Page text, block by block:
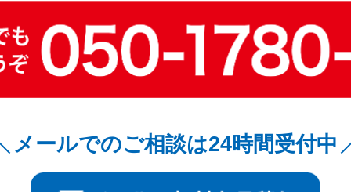
メールでのご相談は24時間受付中